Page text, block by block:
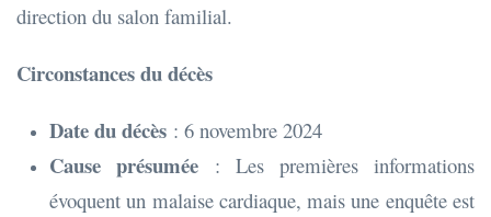
direction du salon familial.
Circonstances du décès
Date du décès : 6 novembre 2024
Cause présumée : Les premières informations
évoquent un malaise cardiaque, mais une enquête est